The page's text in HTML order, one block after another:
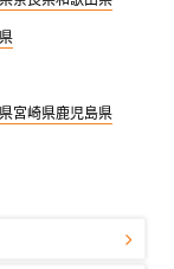
宮崎県鹿児島県